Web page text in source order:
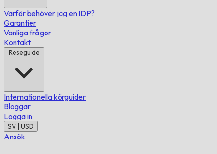
Varför behöver jag en IDP?
Garantier
Vanliga frågor
Kontakt
Reseguide
Internationella körguider
Bloggar
Logga in
SV | USD
Ansök